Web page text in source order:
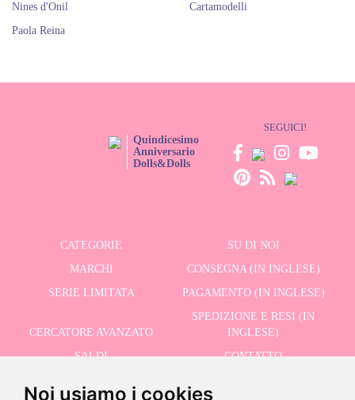
Noi usiamo i cookies
Nines d'Onil
Paola Reina
Cartamodelli
Quindicesimo
Anniversario
Dolls&Dolls
SEGUICI!
CATEGORIE
SU DI NOI
MARCHI
CONSEGNA (IN INGLESE)
SERIE LIMITATA
PAGAMENTO (IN INGLESE)
CERCATORE AVANZATO
SPEDIZIONE E RESI (IN
INGLESE)
SALDI
CONTATTO